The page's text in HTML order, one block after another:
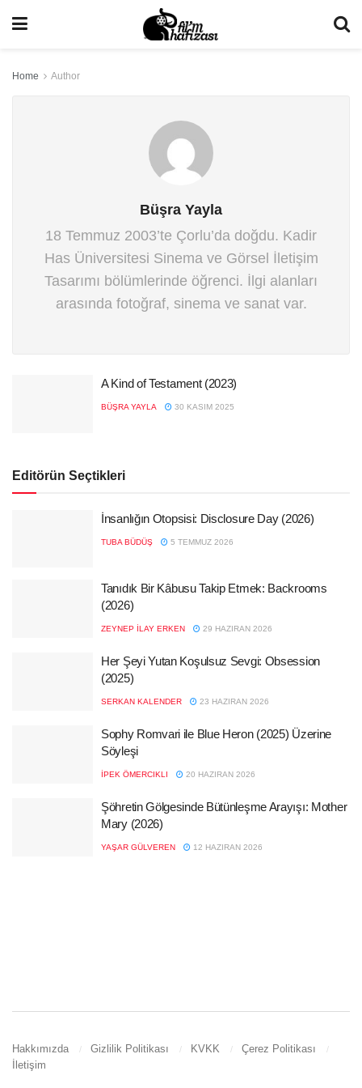
Home Author
Büşra Yayla
18 Temmuz 2003’te Çorlu’da doğdu. Kadir
Has Üniversitesi Sinema ve Görsel İletişim
Tasarımı bölümlerinde öğrenci. İlgi alanları
arasında fotoğraf, sinema ve sanat var.
A Kind of Testament (2023)
BÜŞRA YAYLA 30 KASIM 2025
Editörün Seçtikleri
İnsanlığın Otopsisi: Disclosure Day (2026)
TUBA BÜDÜŞ 5 TEMMUZ 2026
Tanıdık Bir Kâbusu Takip Etmek: Backrooms
(2026)
ZEYNEP İLAY ERKEN 29 HAZIRAN 2026
Her Şeyi Yutan Koşulsuz Sevgi: Obsession
(2025)
SERKAN KALENDER 23 HAZIRAN 2026
Sophy Romvari ile Blue Heron (2025) Üzerine
Söyleşi
İPEK ÖMERCIKLI 20 HAZIRAN 2026
Şöhretin Gölgesinde Bütünleşme Arayışı: Mother
Mary (2026)
YAŞAR GÜLVEREN 12 HAZIRAN 2026
Hakkımızda Gizlilik Politikası KVKK
Çerez Politikası
İletişim